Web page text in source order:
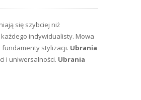
się szybciej niż
indywidualisty. Mowa
stylizacji. Ubrania
i uniwersalności. Ubrania